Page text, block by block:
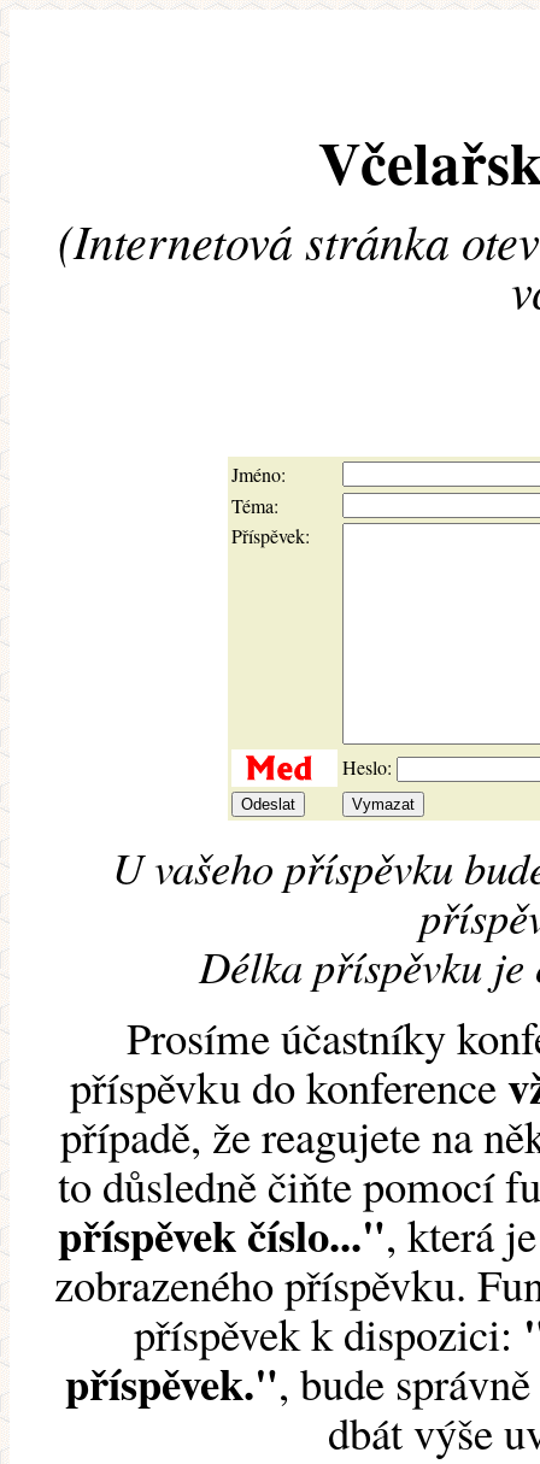
(Internetová stránka
Jméno:
Téma:
Příspěvek:
Heslo:
U vašeho příspěvku
Délka příspěvku je
Prosíme účastníky
příspěvku do konference
případě, že reagujete na
to důsledně čiňte pomocí
příspěvek číslo...", která
zobrazeného příspěvku.
příspěvek k dispozici:
příspěvek.", bude
dbát výše